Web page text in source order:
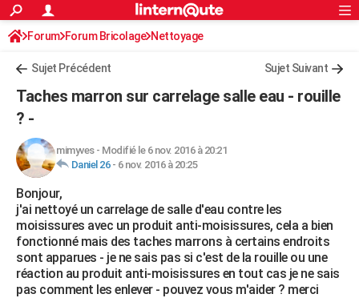
ACTUALITÉS
Politique
Société
Faits Divers
Education
Monde
Villes
+
Programme TV
TNTStreaming
Cinéma
Sorties cinéma
Musique
+FINANCE
Retraite
Impôts
Epargne
Immobilier
Risques naturels par ville
Banque
Assurance
Crédit
AUTO
Essais
Réserver un essai
Citadines
Berlines
SUV
Forum auto
HIGH-TECH
Mobiles
Meilleur smartphone
Internet
Ordinateurs
Jeux vidéo
Guide high-tech
+
BRICOLAGE
Forum
Aménagement intérieur
Extérieur
Cuisine
Salle de bains
Jardinage
Rangement
WEEK-END
Guides de France
Escapades
Patrimoine
Expositions
Musées
Week-end nature
+LIFESTYLE
S'inscrire
Connexion
Forum Forum Bricolage Nettoyage
Sujet Précédent Sujet Suivant
Taches marron sur carrelage salle eau - rouille
? -
mimyves- Modifié le 6 nov. 2016 à 20:21
Daniel 26- 6 nov. 2016 à 20:25
Bonjour,
j'ai nettoyé un carrelage de salle d'eau contre les
moisissures avec un produit anti-moisissures, cela a bien
fonctionné mais des taches marrons à certains endroits
sont apparues - je ne sais pas si c'est de la rouille ou une
réaction au produit anti-moisissures en tout cas je ne sais
pas comment les enlever - pouvez vous m'aider ? merci